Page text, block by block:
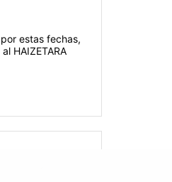
estas fechas,
HAIZETARA